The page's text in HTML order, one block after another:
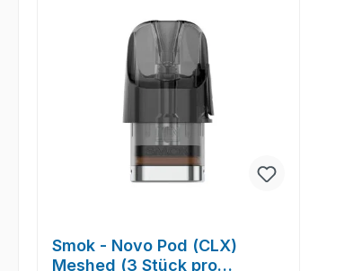
Smok - Novo Pod (CLX)
Meshed (3 Stück pro